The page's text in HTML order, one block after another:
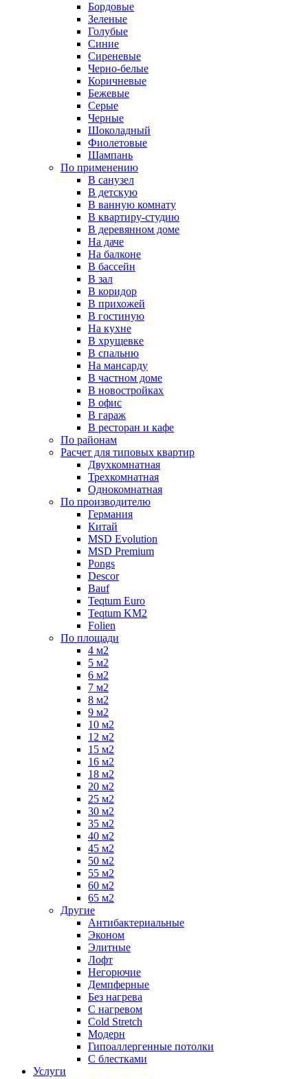
Бордовые
Зеленые
Голубые
Синие
Сиреневые
Черно-белые
Коричневые
Бежевые
Серые
Черные
Шоколадный
Фиолетовые
Шампань
По применению
В санузел
В детскую
В ванную комнату
В квартиру-студию
В деревянном доме
На даче
На балконе
В бассейн
В зал
В коридор
В прихожей
В гостиную
На кухне
В хрущевке
В спальню
На мансарду
В частном доме
В новостройках
В офис
В гараж
В ресторан и кафе
По районам
Расчет для типовых квартир
Двухкомнатная
Трехкомнатная
Однокомнатная
По производителю
Германия
Китай
MSD Evolution
MSD Premium
Pongs
Descor
Bauf
Teqtum Euro
Teqtum KM2
Folien
По площади
4 м2
5 м2
6 м2
7 м2
8 м2
9 м2
10 м2
12 м2
15 м2
16 м2
18 м2
20 м2
25 м2
30 м2
35 м2
40 м2
45 м2
50 м2
55 м2
60 м2
65 м2
Другие
Антибактериальные
Эконом
Элитные
Лофт
Негорючие
Демпферные
Без нагрева
С нагревом
Cold Stretch
Модерн
Гипоаллергенные потолки
С блестками
Услуги